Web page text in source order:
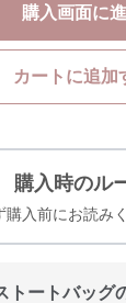
購入画面に
カートに追加
購入時のル
購入前にお読み
トートバッグ